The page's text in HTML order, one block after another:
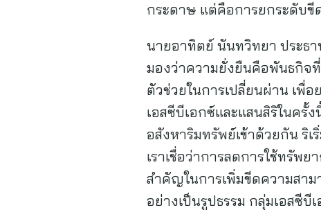
กระดาษ แต่คือการยกระดับขี
นายอาทิตย์ นันทวิทยา ประธา
มองว่าความยั่งยืนคือพันธกิจ
ตัวช่วยในการเปลี่ยนผ่าน เพื่
เอสซีบีเอกซ์และแสนสิริในครั้
อสังหาริมทรัพย์เข้าด้วยกัน ริ
เราเชื่อว่าการลดการใช้ทรัพ
สำคัญในการเพิ่มขีดความสาม
อย่างเป็นรูปธรรม กลุ่มเอสซี